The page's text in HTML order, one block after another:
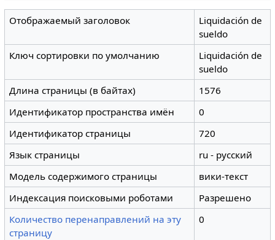
Отображаемый заголовок
Liquidación de
sueldo
Ключ сортировки по умолчанию
Liquidación de
sueldo
Длина страницы (в байтах)
1576
Идентификатор пространства имён
0
Идентификатор страницы
720
Язык страницы
ru - русский
Модель содержимого страницы
вики-текст
Индексация поисковыми роботами
Разрешено
Количество перенаправлений на эту
страницу
0